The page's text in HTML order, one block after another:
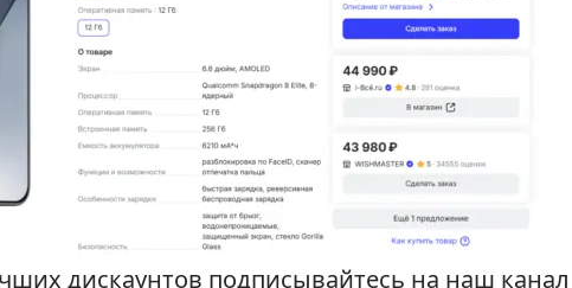
дискаунтов подписывайтесь на наш канал